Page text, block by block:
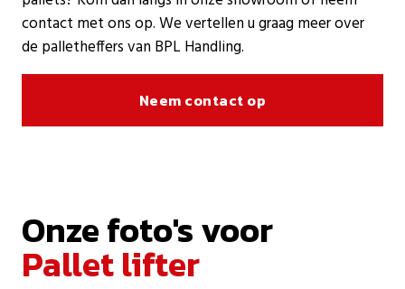
contact met ons op. We vertellen u graag meer over
de palletheffers van BPL Handling.
Neem contact op
Onze foto's voor
Pallet lifter